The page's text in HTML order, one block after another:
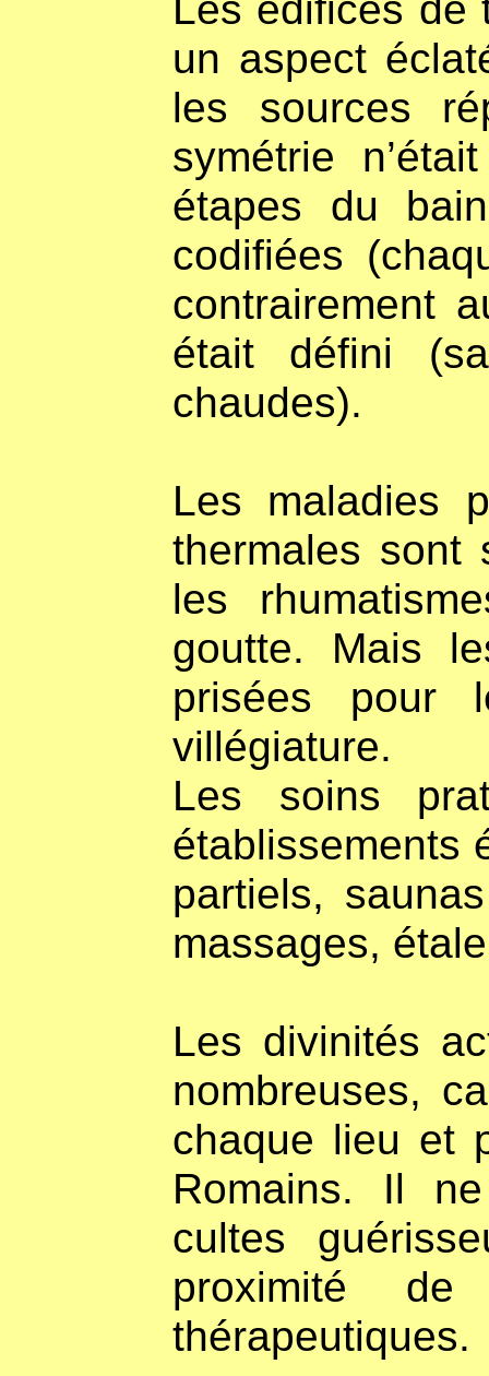
un aspect
les sources
symétrie
étapes du
codifiées
contrairement
était défini
chaudes).
Les maladies
thermales sont
les
goutte. Mais
prisées pour
villégiature.
Les soins
établissements
partiels,
massages,
Les divinités
nombreuses,
chaque lieu et
Romains. Il
cultes
proximité
thérapeutiques.